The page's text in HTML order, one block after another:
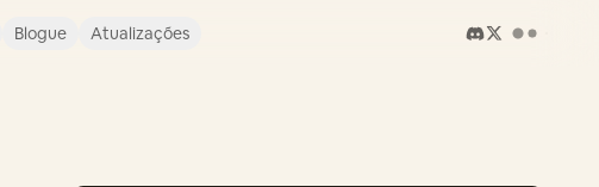
Blogue Atualizações